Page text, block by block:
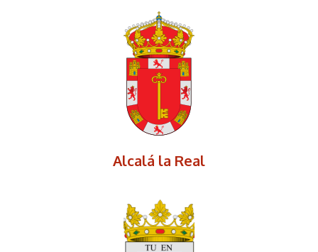
Alcalá la Real